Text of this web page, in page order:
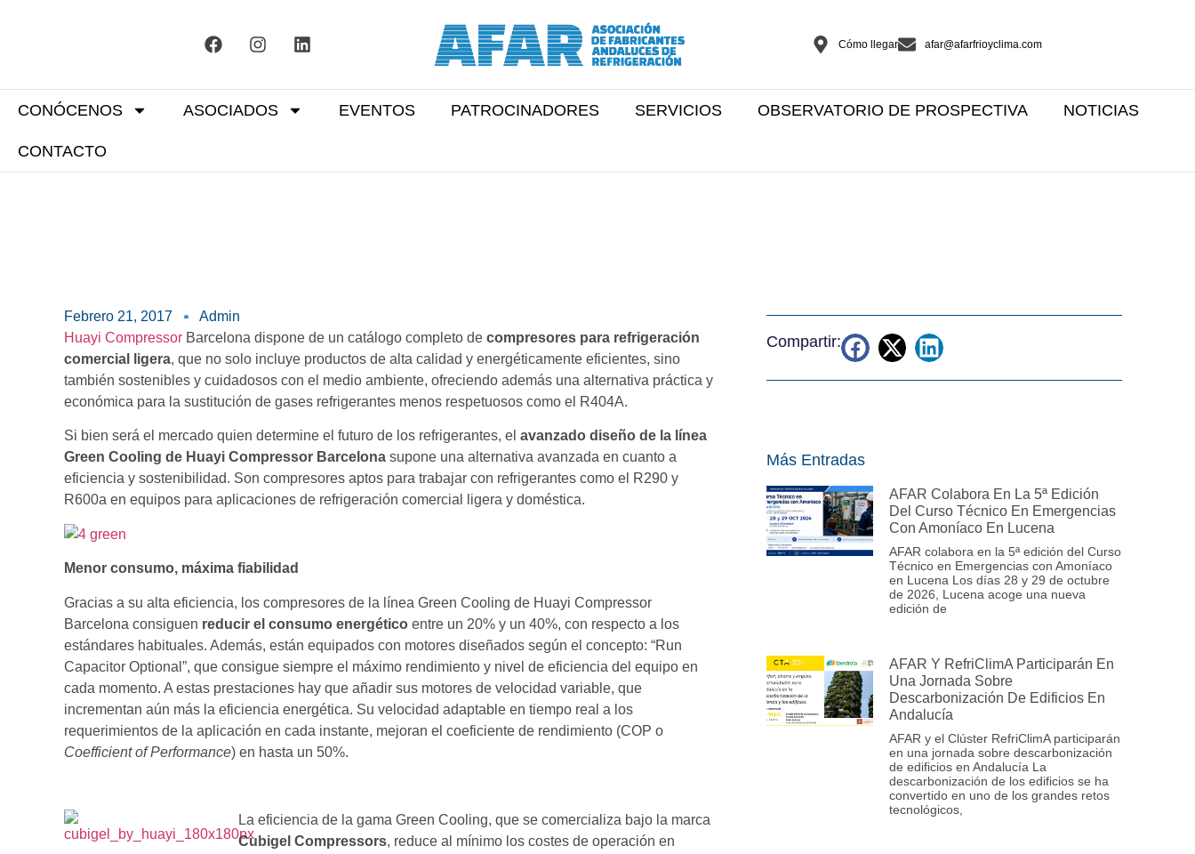
Cómo llegar afar@afarfrioyclima.com
CONÓCENOS ASOCIADOS EVENTOS PATROCINADORES SERVICIOS OBSERVATORIO DE PROSPECTIVA NOTICIAS
CONTACTO
Febrero 21, 2017
Admin
Huayi Compressor Barcelona dispone de un catálogo completo de compresores para refrigeración
comercial ligera, que no solo incluye productos de alta calidad y energéticamente eficientes, sino
también sostenibles y cuidadosos con el medio ambiente, ofreciendo además una alternativa práctica y
económica para la sustitución de gases refrigerantes menos respetuosos como el R404A.
Si bien será el mercado quien determine el futuro de los refrigerantes, el avanzado diseño de la línea
Green Cooling de Huayi Compressor Barcelona supone una alternativa avanzada en cuanto a
eficiencia y sostenibilidad. Son compresores aptos para trabajar con refrigerantes como el R290 y
R600a en equipos para aplicaciones de refrigeración comercial ligera y doméstica.
Menor consumo, máxima fiabilidad
Gracias a su alta eficiencia, los compresores de la línea Green Cooling de Huayi Compressor
Barcelona consiguen reducir el consumo energético entre un 20% y un 40%, con respecto a los
estándares habituales. Además, están equipados con motores diseñados según el concepto: “Run
Capacitor Optional”, que consigue siempre el máximo rendimiento y nivel de eficiencia del equipo en
cada momento. A estas prestaciones hay que añadir sus motores de velocidad variable, que
incrementan aún más la eficiencia energética. Su velocidad adaptable en tiempo real a los
requerimientos de la aplicación en cada instante, mejoran el coeficiente de rendimiento (COP o
Coefficient of Performance) en hasta un 50%.
La eficiencia de la gama Green Cooling, que se comercializa bajo la marca
Cubigel Compressors, reduce al mínimo los costes de operación en
Compartir:
Más Entradas
AFAR Colabora En La 5ª Edición
Del Curso Técnico En Emergencias
Con Amoníaco En Lucena
AFAR colabora en la 5ª edición del Curso
Técnico en Emergencias con Amoníaco
en Lucena Los días 28 y 29 de octubre
de 2026, Lucena acoge una nueva
edición de
AFAR Y RefriClimA Participarán En
Una Jornada Sobre
Descarbonización De Edificios En
Andalucía
AFAR y el Clúster RefriClimA participarán
en una jornada sobre descarbonización
de edificios en Andalucía La
descarbonización de los edificios se ha
convertido en uno de los grandes retos
tecnológicos,